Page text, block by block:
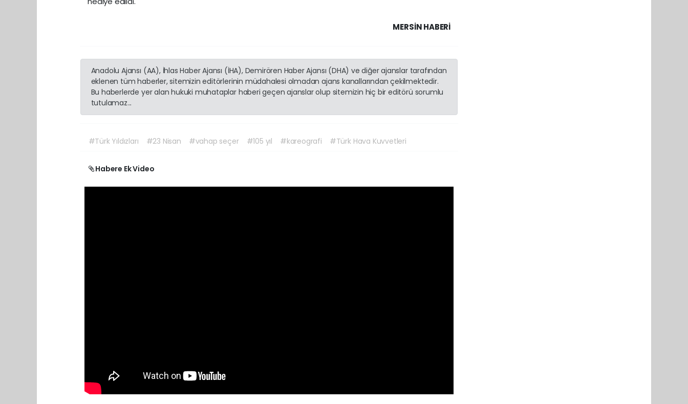
MERSIN HABERİ
Anadolu Ajansı (AA), İhlas Haber Ajansı (İHA), Demirören Haber Ajansı (DHA) ve diğer ajanslar tarafından
eklenen tüm haberler, sitemizin editörlerinin müdahalesi olmadan ajans kanallarından çekilmektedir.
Bu haberlerde yer alan hukuki muhataplar haberi geçen ajanslar olup sitemizin hiç bir editörü sorumlu
tutulamaz...
#Türk Yıldızları #23 Nisan #vahap seçer #105 yıl #kareografi #Türk Hava Kuvvetleri
Habere Ek Video